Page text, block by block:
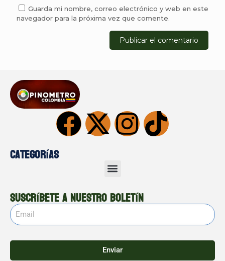
Guarda mi nombre, correo electrónico y web en este
navegador para la próxima vez que comente.
Categorías
Suscríbete a nuestro boletín
Enviar